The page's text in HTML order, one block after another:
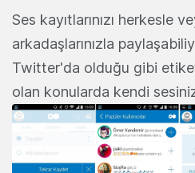
Ses kayıtlarınızı herkesle
arkadaşlarınızla
Twitter'da olduğu gibi
olan konularda kendi